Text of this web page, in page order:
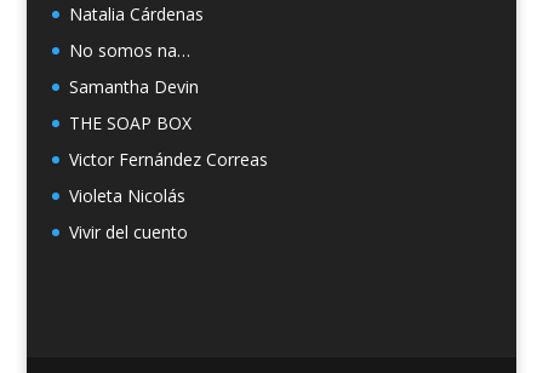
Natalia Cárdenas
No somos na…
Samantha Devin
THE SOAP BOX
Victor Fernández Correas
Violeta Nicolás
Vivir del cuento